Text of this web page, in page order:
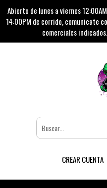
Abierto de lunes a viernes
14:00PM de corrido, comunicate
comerciales
CREAR CUENTA